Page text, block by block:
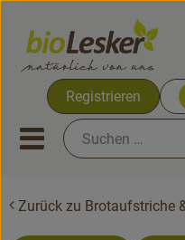
Registrieren
Mobiles
Biokisten
Zurück zu Brotaufstriche